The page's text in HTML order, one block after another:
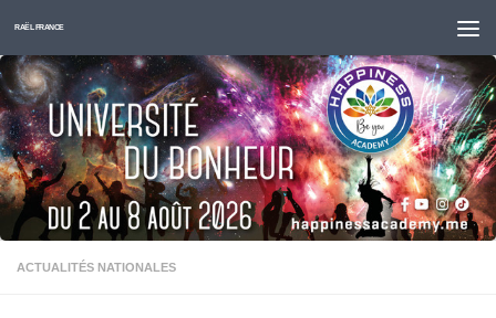
Skip to content
RAËL FRANCE
ACTUALITÉS NATIONALES